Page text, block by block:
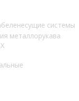
системы
металлорукава